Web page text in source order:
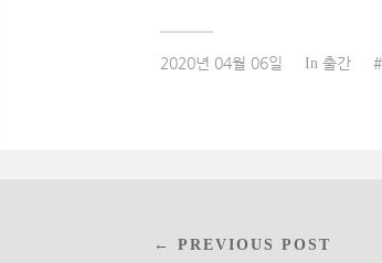
2020년 04월 06일 In 출간
← PREVIOUS POST